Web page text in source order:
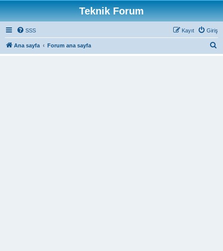
Teknik Forum
SSS Giriş
Kayıt
Ana sayfa Forum ana sayfa